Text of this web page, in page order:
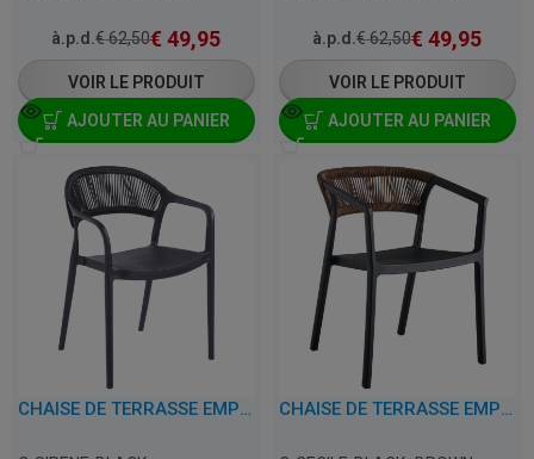
à.p.d.€62,50€ 49,95
VOIR LE PRODUIT
AJOUTER AU PANIER
à.p.d.€62,50€ 49,95
VOIR LE PRODUIT
AJOUTER AU PANIER
CHAISE DE TERRASSE EMPILABLE AVEC ACCOUDOIRS - SIRENE - PLASTIQUE CHAISE DE TERRASSE EMPILABLE AVEC ACCOUDOIRS - CECILE - PLASTIQUE